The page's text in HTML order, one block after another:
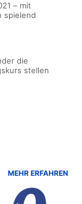
– mit
spielend
die
stellen
MEHR ERFAHREN